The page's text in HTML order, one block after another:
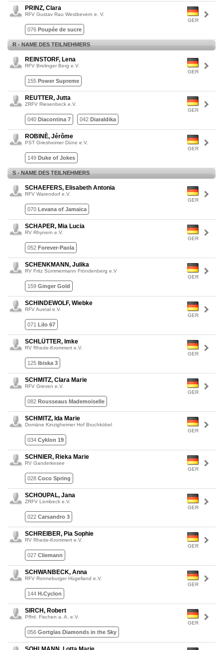
GER
PRINZ, Clara
RFV Gustav Rau Westbevern e. V.
076 Poupée de sucre
R - NAME DES TEILNEHMERS
GER
REINSTORF, Lena
RFV Brelinger Berg e.V.
155 Power Supreme
GER
REUTTER, Jutta
ZRFV Riesenbeck e.V.
040 Diacontina 7 042 Diaraldika
GER
ROBINÈ, Jérôme
PST Griesheimer Düne e.V.
149 Duke of Jokes
S - NAME DES TEILNEHMERS
GER
SCHAEFERS, Elisabeth Antonia
RFV Warendorf e.V.
070 Levana of Jamaica
GER
SCHAPER, Mia Lucia
RV Rhynern e.V.
052 Forever-Paola
GER
SCHENKMANN, Julika
RV Fritz Sümmermann Fröndenberg e.V
159 Ginger Gold
GER
SCHINDEWOLF, Wiebke
RFV Auetal e.V.
071 Lilo 67
GER
SCHLÜTTER, Imke
RV Rhede-Krommert e.V.
125 Ibiska 3
GER
SCHMITZ, Clara Marie
RFV Greven e.V.
082 Rousseaus Mademoiselle
GER
SCHMITZ, Ida Marie
Domäne Kinzigheimer Hof Bruchköbel
034 Cyklon 19
GER
SCHNIER, Rieka Marie
RV Ganderkesee
028 Coco Spring
GER
SCHOUPAL, Jana
ZRFV Lembeck e.V.
022 Carsandro 3
GER
SCHREIBER, Pia Sophie
RV Rhede-Krommert e.V.
027 Cliemann
GER
SCHWANBECK, Anna
RFV Ronneburger Hügelland e.V.
144 H.Cyclon
GER
SIRCH, Robert
Pffrd. Fischen a. A. e.V.
056 Gortglas Diamonds in the Sky